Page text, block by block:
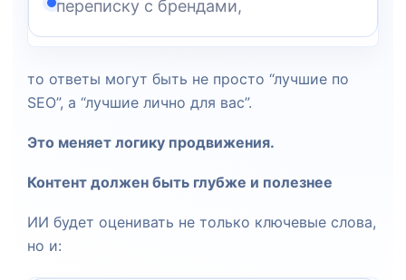
переписку с брендами,
то ответы могут быть не просто “лучшие по
SEO”, а “лучшие лично для вас”.
Это меняет логику продвижения.
Контент должен быть глубже и полезнее
ИИ будет оценивать не только ключевые слова,
но и: